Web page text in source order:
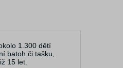
1.300 dětí
batoh či tašku,
15 let.